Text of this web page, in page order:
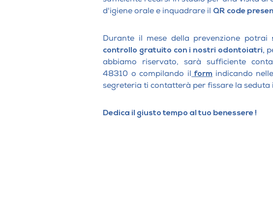
d'igiene orale e inquadrare il QR code
Durante il mese della prevenzione potrai
controllo gratuito con i nostri odontoiatri,
abbiamo riservato, sarà sufficiente
48310 o compilando il form indicando
segreteria ti contatterà per fissare la seduta
Dedica il giusto tempo al tuo benessere !